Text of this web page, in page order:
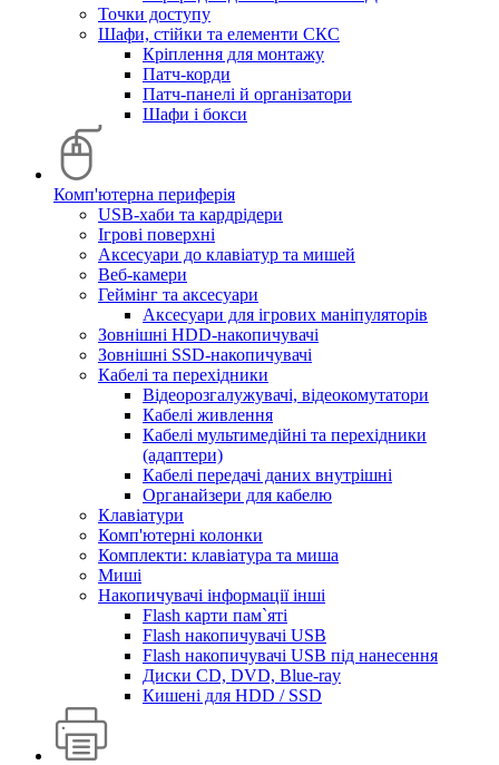
Точки доступу
Шафи, стійки та елементи СКС
Кріплення для монтажу
Патч-корди
Патч-панелі й організатори
Шафи і бокси
Комп'ютерна периферія
USB-хаби та кардрідери
Ігрові поверхні
Аксесуари до клавіатур та мишей
Веб-камери
Геймінг та аксесуари
Аксесуари для ігрових маніпуляторів
Зовнішні HDD-накопичувачі
Зовнішні SSD-накопичувачі
Кабелі та перехідники
Відеорозгалужувачі, відеокомутатори
Кабелі живлення
Кабелі мультимедійні та перехідники
(адаптери)
Кабелі передачі даних внутрішні
Органайзери для кабелю
Клавіатури
Комп'ютерні колонки
Комплекти: клавіатура та миша
Миші
Накопичувачі інформації інші
Flash карти пам`яті
Flash накопичувачі USB
Flash накопичувачі USB під нанесення
Диски CD, DVD, Blue-ray
Кишені для HDD / SSD